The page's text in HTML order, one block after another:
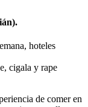
cigala y rape
de comer en